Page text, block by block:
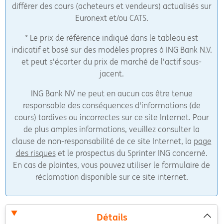
différer des cours (acheteurs et vendeurs) actualisés sur
Euronext et/ou CATS.
* Le prix de référence indiqué dans le tableau est
indicatif et basé sur des modèles propres à ING Bank N.V.
et peut s'écarter du prix de marché de l'actif sous-
jacent.
ING Bank NV ne peut en aucun cas être tenue
responsable des conséquences d'informations (de
cours) tardives ou incorrectes sur ce site Internet. Pour
de plus amples informations, veuillez consulter la
clause de non-responsabilité de ce site Internet, la page
des risqueset le prospectus du Sprinter ING concerné.
En cas de plaintes, vous pouvez utiliser le formulaire de
réclamation disponible sur ce site internet.
Détails